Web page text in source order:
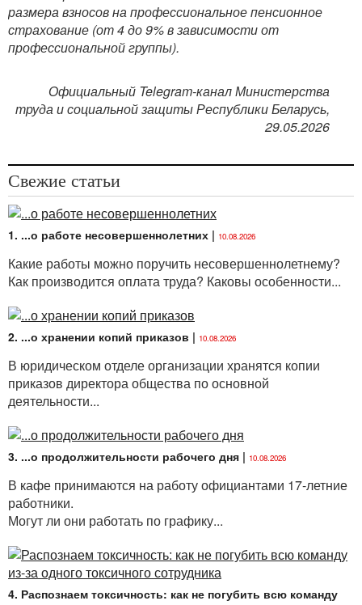
размера взносов на профессиональное пенсионное
страхование (от 4 до 9% в зависимости от
профессиональной группы).
Официальный Telegram-канал Министерства
труда и социальной защиты Республики Беларусь,
29.05.2026
Свежие статьи
1. ...о работе несовершеннолетних | 10.08.2026
Какие работы можно поручить несовершеннолетнему?
Как производится оплата труда? Каковы особенности...
2. ...о хранении копий приказов | 10.08.2026
В юридическом отделе организации хранятся копии
приказов директора общества по основной
деятельности...
3. ...о продолжительности рабочего дня | 10.08.2026
В кафе принимаются на работу официантами 17-летние
работники.
Могут ли они работать по графику...
4. Распознаем токсичность: как не погубить всю команду